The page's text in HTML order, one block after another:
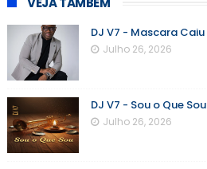
DJ V7 - Mascara Caiu
Julho 26, 2026
DJ V7 - Sou o Que Sou
Julho 26, 2026